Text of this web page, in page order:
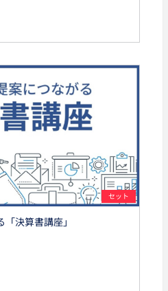
セット
決算書講座」